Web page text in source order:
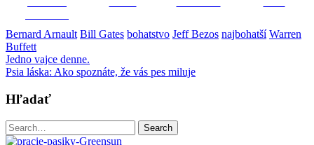
Bernard Arnault Bill Gates bohatstvo Jeff Bezos najbohatší Warren
Buffett
Post
navigation
Jedno vajce denne.
Psia láska: Ako spoznáte, že vás pes miluje
Hľadať
Search
for:
Search